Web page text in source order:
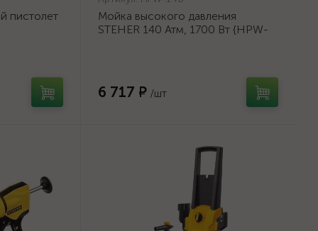
пистолет
Мойка высокого давления
STEHER 140 Атм, 1700 Вт {HPW-
6 717 ₽ /шт